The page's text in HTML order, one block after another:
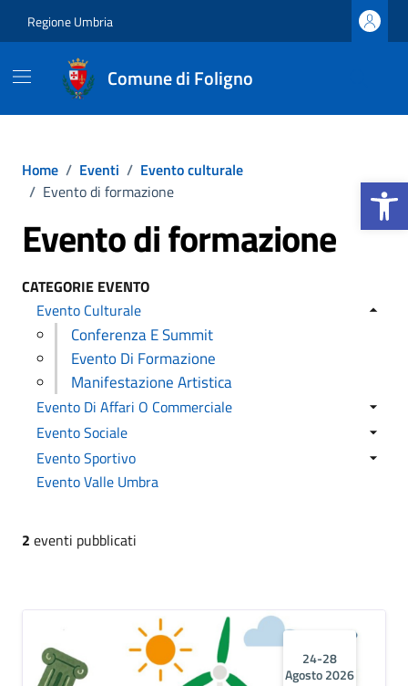
Apri la
Regione Umbria
Comune di Foligno
Home / Eventi / Evento culturale
/ Evento di formazione
Evento di formazione
CATEGORIE EVENTO
Evento Culturale
Conferenza E Summit
Evento Di Formazione
Manifestazione Artistica
Evento Di Affari O Commerciale
Evento Sociale
Evento Sportivo
Evento Valle Umbra
2 eventi pubblicati
24-28
Agosto 2026